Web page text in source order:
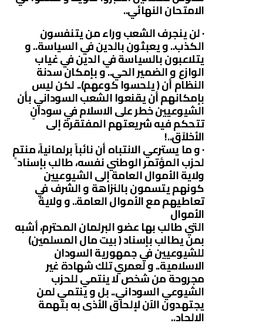
الامتحان النهائي..
· لن ينجرف الشعب وراء من يتنفسون
الكذب.. و يعبثون بالدين في السياسة.. و
يتلاعبون بالسياسة في الدين في غياب
الوازع و الضمير الحي.. و بإمكان سدنة
النظام أن ( يلحسوا كوعهم).. لكن ليس
بإمكانهم أن يقنعوا الشعب السوداني بأن
الشيوعيين خطر على الاسلام في سودانٍ
تتحكم فيه شريعتهم المفتقرة إلى
الأخلاًق..!
· و ما يسترعي الانتباه أن نائباً برلمانياً، منتمٍ
لحزب المؤتمر الوطني نفسه، طالب بإسناد
ولاية الأموال العامة إلى الشيوعيين
كونهم يتسمون بالنزاهة و الشرف في
تعاطيهم مع الأموال العامة.. و ولاية
الأموال
التي طالب بها عضو البرلمان المحترم، أشبه
بمن يطالب بإسناد ( بيت مال المسلمين)
للشيوعيين في جمهورية السودان
الاسلامية.. و لعمري تلك شهادة غير
مجروحة من شخص لا ينتمي للحزب
الشيوعي السوداني.. بل و ينتمي لمن
يجتهدون الآن لإلحاق الأذى به بتهمة
الالحاد..